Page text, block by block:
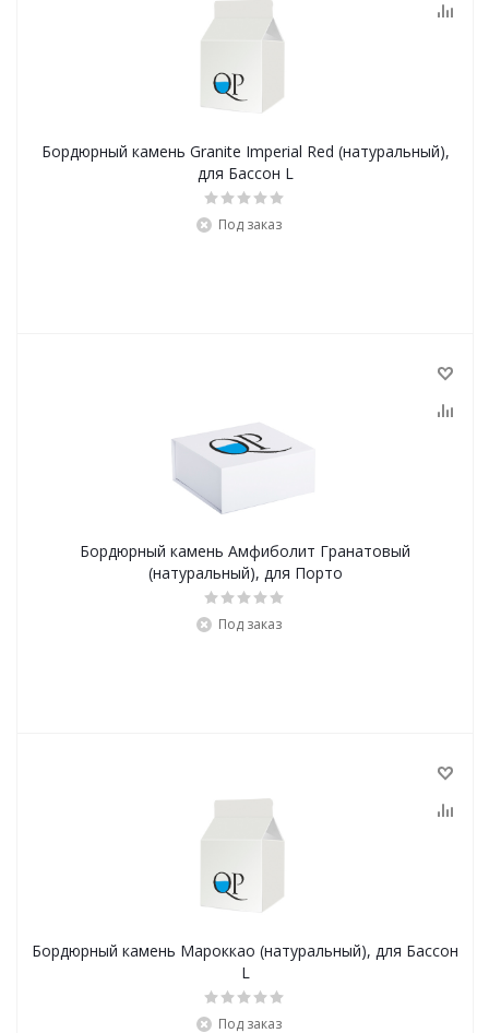
Бордюрный камень Granite Imperial Red (натуральный),
для Бассон L
Под заказ
Бордюрный камень Амфиболит Гранатовый
(натуральный), для Порто
Под заказ
Бордюрный камень Мароккао (натуральный), для Бассон
L
Под заказ